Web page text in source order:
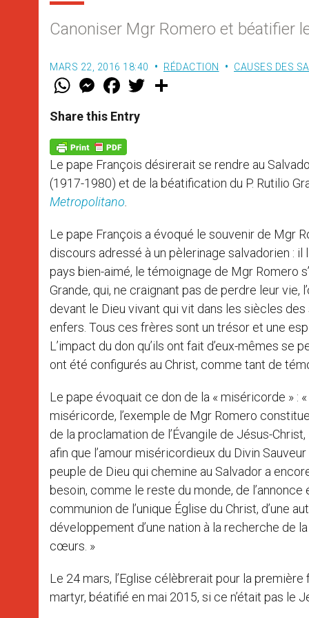
Canoniser Mgr Romero et béatifier
MARS 22, 2016 18:40 RÉDACTION CAUSES DES
W
t
s
p
p
M
e
s
e
g
e
r
F
a
e
b
o
k
w
Share this Entry
Le pape François désirerait se rendre au
(1917-1980) et de la béatification du P. Rutilio
Metropolitano
Le pape François a évoqué le souvenir de Mgr
discours adressé à un pèlerinage salvadorien :
pays bien-aimé, le témoignage de Mgr Romero
Grande, qui, ne craignant pas de perdre leur
devant le Dieu vivant qui vit dans les siècles
enfers. Tous ces frères sont un trésor et une
L’impact du don qu’ils ont fait d’eux-mêmes se
ont été configurés au Christ, comme tant de
Le pape évoquait ce don de la « miséricorde » :
miséricorde, l’exemple de Mgr Romero
de la proclamation de l’Évangile de Jésus-
afin que l’amour miséricordieux du Divin
peuple de Dieu qui chemine au Salvador a
besoin, comme le reste du monde, de
communion de l’unique Église du Christ, d’une
développement d’une nation à la recherche de
cœurs. »
Le 24 mars, l’Eglise célèbrerait pour la
martyr, béatifié en mai 2015, si ce n’était pas le